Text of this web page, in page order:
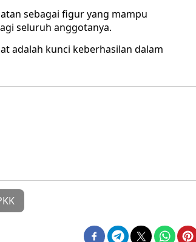
sebagai figur yang mampu
seluruh anggotanya.
adalah kunci keberhasilan dalam